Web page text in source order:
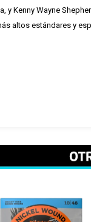
y Kenny Wayne
altos estándares y